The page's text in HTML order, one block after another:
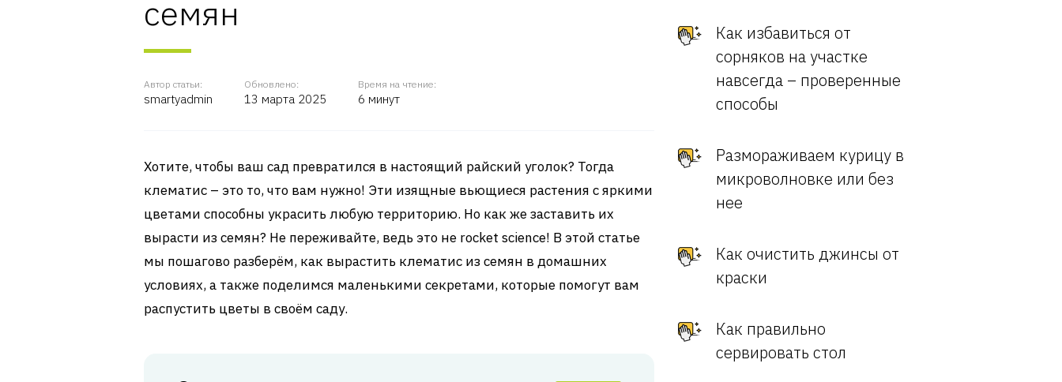
семян
Автор статьи:
smartyadmin
Обновлено:
13 марта 2025
Время на чтение:
6 минут
Хотите, чтобы ваш сад превратился в настоящий райский уголок? Тогда
клематис – это то, что вам нужно! Эти изящные вьющиеся растения с яркими
цветами способны украсить любую территорию. Но как же заставить их
вырасти из семян? Не переживайте, ведь это не rocket science! В этой статье
мы пошагово разберём, как вырастить клематис из семян в домашних
условиях, а также поделимся маленькими секретами, которые помогут вам
распустить цветы в своём саду.
Как избавиться от
сорняков на участке
навсегда – проверенные
способы
Размораживаем курицу в
микроволновке или без
нее
Как очистить джинсы от
краски
Как правильно
сервировать стол